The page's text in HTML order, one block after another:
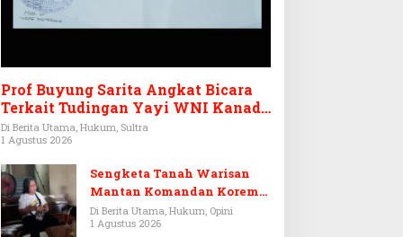
Prof Buyung Sarita Angkat Bicara
Terkait Tudingan Yayi WNI Kanada
Ditagih Utang Rp3,6 Miliar
Di Berita Utama, Hukum, Sultra
1 Agustus 2026
Sengketa Tanah Warisan
Mantan Komandan Korem
143/HO, Ketika Warisan
Menjadi Arena Pemerasan
Di Berita Utama, Hukum, Opini
1 Agustus 2026